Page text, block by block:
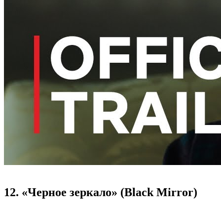
12. «Черное зеркало» (Black Mirror)